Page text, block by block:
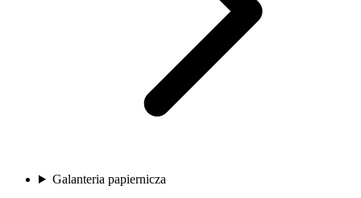
Galanteria papiernicza